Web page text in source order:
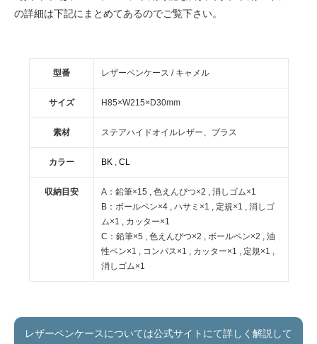
の詳細は下記にまとめてあるのでご覧下さい。
型番 レザーペンケース / キャメル
サイズ H85×W215×D30mm
素材 ステアハイドオイルレザー、ブラス
カラー BK CL
収納目安
A：鉛筆×15 , 色えんぴつ×2 , 消しゴム×1
B：ボールペン×4 , ハサミ×1 , 定規×1 , 消しゴ
ム×1 , カッター×1
C：鉛筆×5 , 色えんぴつ×2 , ボールペン×2 , 油
性ペン×1 , コンパス×1 , カッター×1 , 定規×1 ,
消しゴム×1
レザーペンケースについては公式サイトにて詳しく解説して